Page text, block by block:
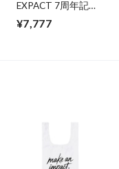
EXPACT 7周年記念
ク・シルキー）
¥7,777